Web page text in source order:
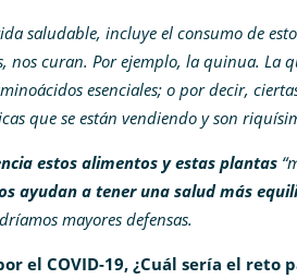
saludable, incluye el consumo de
nos curan. Por ejemplo, la quinua. La
esenciales; o por decir,
que se están vendiendo y son
estos alimentos y estas plantas
ayudan a tener una salud más
mayores defensas.
el COVID-19, ¿Cuál sería el reto